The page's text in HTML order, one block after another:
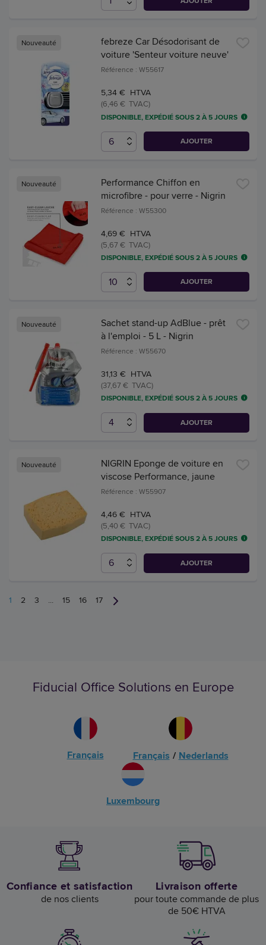
Nouveauté
febreze Car Désodorisant de
voiture 'Senteur voiture neuve'
Référence : W55617
5,34 € HTVA
(6,46 € TVAC)
DISPONIBLE, EXPÉDIÉ SOUS 2 À 5 JOURS
AJOUTER
Nouveauté
Performance Chiffon en
microfibre - pour verre - Nigrin
Référence : W55300
4,69 € HTVA
(5,67 € TVAC)
DISPONIBLE, EXPÉDIÉ SOUS 2 À 5 JOURS
AJOUTER
Nouveauté
Sachet stand-up AdBlue - prêt
à l'emploi - 5 L - Nigrin
Référence : W55670
31,13 € HTVA
(37,67 € TVAC)
DISPONIBLE, EXPÉDIÉ SOUS 2 À 5 JOURS
AJOUTER
Nouveauté
NIGRIN Eponge de voiture en
viscose Performance, jaune
Référence : W55907
4,46 € HTVA
(5,40 € TVAC)
DISPONIBLE, EXPÉDIÉ SOUS 2 À 5 JOURS
AJOUTER
1 2 3 ... 15 16 17
Fiducial Office Solutions en Europe
Français Français / Nederlands
Luxembourg
Confiance et satisfaction
de nos clients
Livraison offerte
pour toute commande de plus
de 50€ HTVA